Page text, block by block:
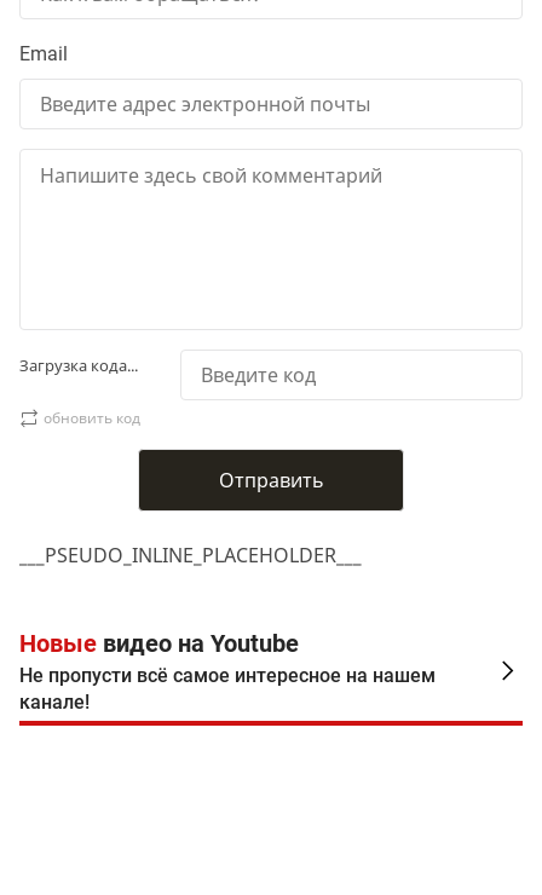
___PSEUDO_INLINE_PLACEHOLDER___
Email
Загрузка кода...
обновить код
Новые видео на Youtube
Не пропусти всё самое интересное на нашем
канале!